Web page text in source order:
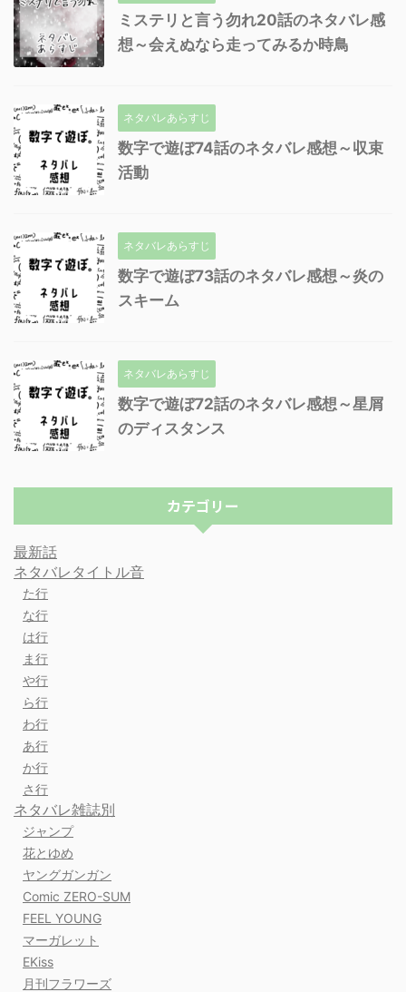
ミステリと言う勿れ20話のネタバレ感
想～会えぬなら走ってみるか時鳥
ネタバレあらすじ
数字で遊ぼ74話のネタバレ感想～収束
活動
ネタバレあらすじ
数字で遊ぼ73話のネタバレ感想～炎の
スキーム
ネタバレあらすじ
数字で遊ぼ72話のネタバレ感想～星屑
のディスタンス
カテゴリー
最新話
ネタバレタイトル音
た行
な行
は行
ま行
や行
ら行
わ行
あ行
か行
さ行
ネタバレ雑誌別
ジャンプ
花とゆめ
ヤングガンガン
Comic ZERO-SUM
FEEL YOUNG
マーガレット
EKiss
月刊フラワーズ